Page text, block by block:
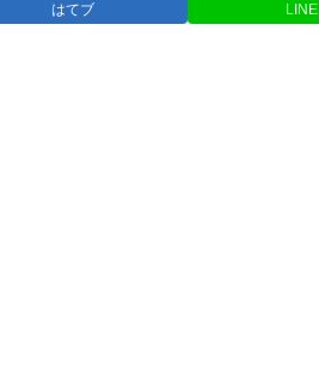
はてブ LINE